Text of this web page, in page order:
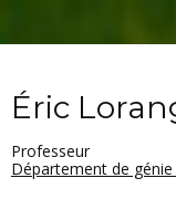
Éric
Professeur
Département de